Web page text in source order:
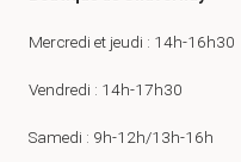
Mercredi et jeudi : 14h-16h30
Vendredi : 14h-17h30
Samedi : 9h-12h/13h-16h